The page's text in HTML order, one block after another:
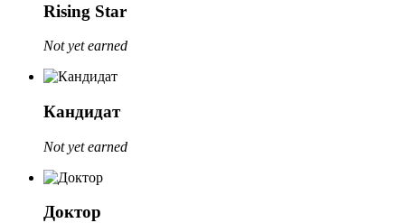
Rising Star
Not yet earned
Кандидат
Not yet earned
Доктор